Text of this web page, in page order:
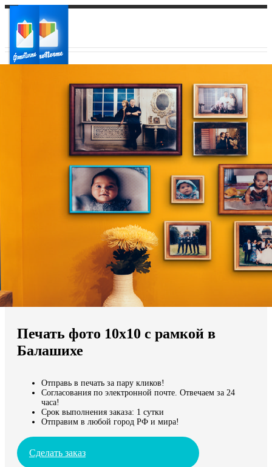
Ваш регион доставки
Выберите из списка:
Мы доставляем по всему миру
Продолжить без города
Печать фото 10х10 с рамкой в
Балашихе
Отправь в печать за пару кликов!
Согласования по электронной почте. Отвечаем за 24
часа!
Срок выполнения заказа: 1 сутки
Отправим в любой город РФ и мира!
Сделать заказ